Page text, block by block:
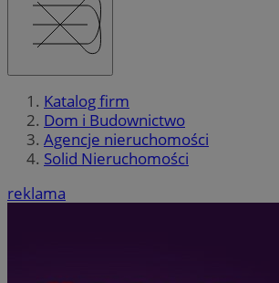
Katalog firm
Dom i Budownictwo
Agencje nieruchomości
Solid Nieruchomości
reklama